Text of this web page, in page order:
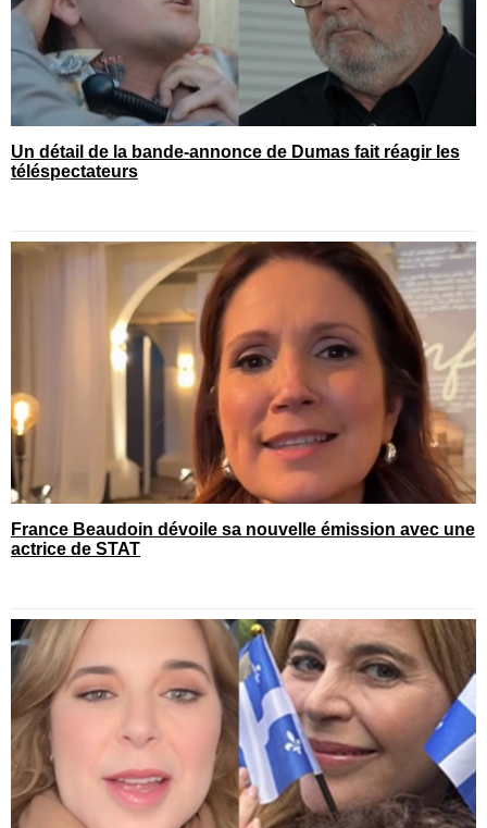
Un détail de la bande-annonce de Dumas fait réagir les
téléspectateurs
France Beaudoin dévoile sa nouvelle émission avec une
actrice de STAT